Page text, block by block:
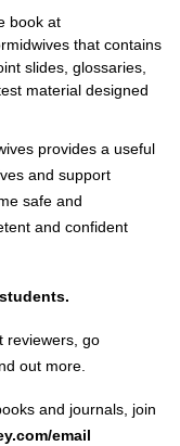
book at
that contains
slides, glossaries,
material designed
provides a useful
and support
safe and
and confident
reviewers, go
out more.
and journals, join
email